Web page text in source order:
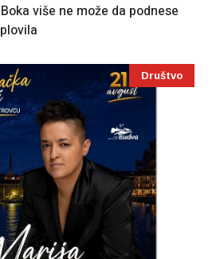
više ne može da podnese
Društvo